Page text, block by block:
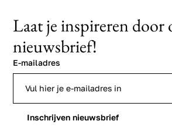
Laat je inspireren door
nieuwsbrief!
E-mailadres
Inschrijven nieuwsbrief